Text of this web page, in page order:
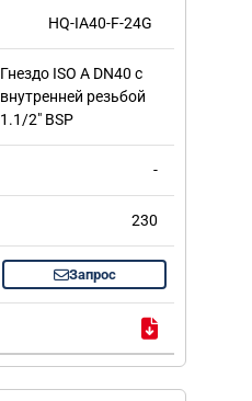
HQ-IA40-F-24G
Гнездо ISO A DN40 с
внутренней резьбой
1.1/2" BSP
-
230
Запрос